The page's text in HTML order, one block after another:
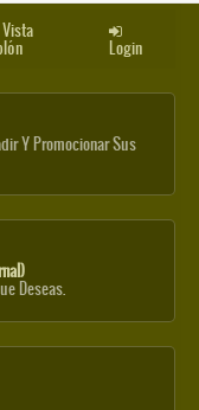
Vista
Login
Y Promocionar Sus
Deseas.